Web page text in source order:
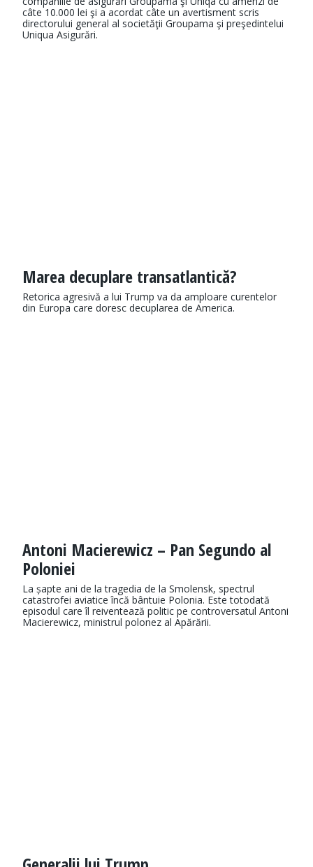
câte 10.000 lei şi a acordat câte un avertisment scris
directorului general al societăţii Groupama şi preşedintelui
Uniqua Asigurări.
Marea decuplare transatlantică?
Retorica agresivă a lui Trump va da amploare curentelor
din Europa care doresc decuplarea de America.
Antoni Macierewicz – Pan Segundo al
Poloniei
La șapte ani de la tragedia de la Smolensk, spectrul
catastrofei aviatice încă bântuie Polonia. Este totodată
episodul care îl reiventează politic pe controversatul Antoni
Macierewicz, ministrul polonez al Apărării.